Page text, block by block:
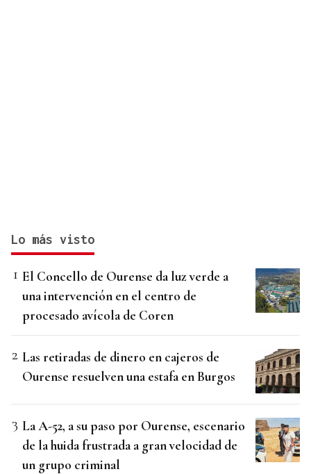
Lo más visto
El Concello de Ourense da luz verde a
una intervención en el centro de
procesado avícola de Coren
Las retiradas de dinero en cajeros de
Ourense resuelven una estafa en Burgos
La A-52, a su paso por Ourense, escenario
de la huida frustrada a gran velocidad de
un grupo criminal